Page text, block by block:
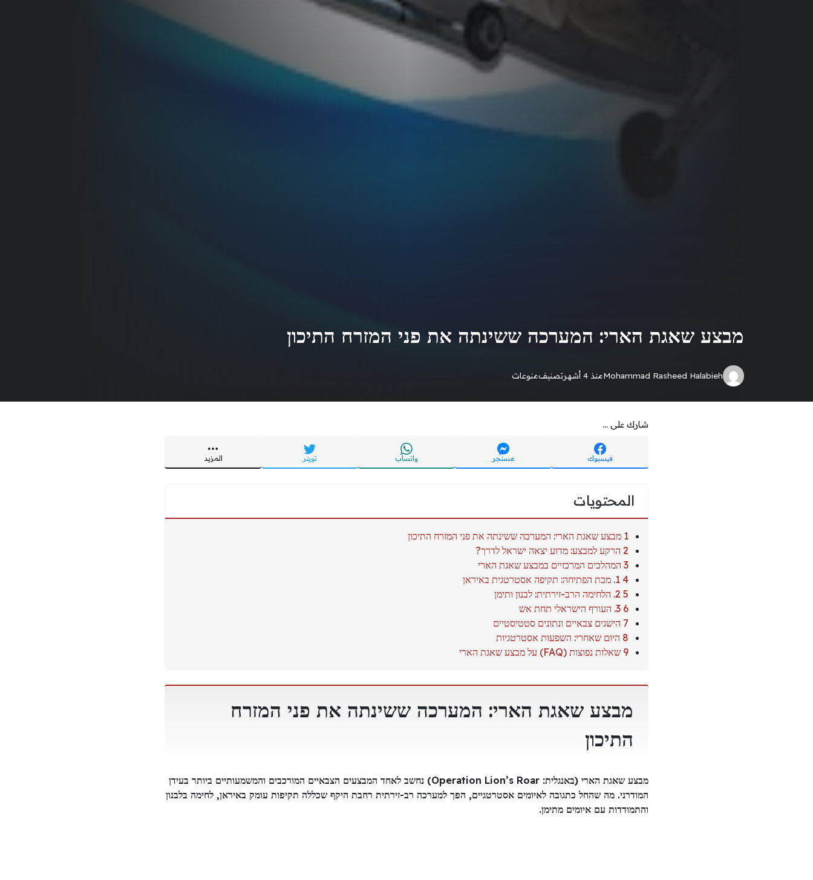
מבצע שאגת הארי: המערכה ששינתה את פני המזרח התיכון
Mohammad Rasheed Halabiehمنذ 4 أشهر تصنيفمنوعات
شارك على ...
فيسبوك مسنجر واتساب تويتر المزيد
المحتويات
1 מבצע שאגת הארי: המערכה ששינתה את פני המזרח התיכון
2 הרקע למבצע: מדוע יצאה ישראל לדרך?
3 המהלכים המרכזיים במבצע שאגת הארי
4 1. מכת הפתיחה: תקיפה אסטרטגית באיראן
5 2. הלחימה הרב-זירתית: לבנון ותימן
6 3. העורף הישראלי תחת אש
7 הישגים צבאיים ונתונים סטטיסטיים
8 היום שאחרי: השפעות אסטרטגיות
9 שאלות נפוצות (FAQ) על מבצע שאגת הארי
מבצע שאגת הארי: המערכה ששינתה את פני המזרח
התיכון
מבצע שאגת הארי (באנגלית: Operation Lion’s Roar) נחשב לאחד המבצעים הצבאיים המורכבים והמשמעותיים ביותר בעידן
המודרני. מה שהחל כתגובה לאיומים אסטרטגיים, הפך למערכה רב-זירתית רחבת היקף שכללה תקיפות עומק באיראן, לחימה בלבנון
והתמודדות עם איומים מתימן.